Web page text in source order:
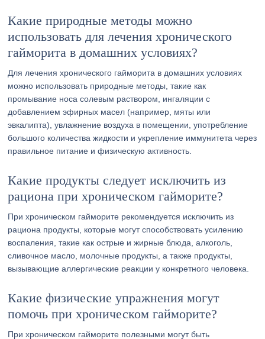
Какие природные методы можно
использовать для лечения хронического
гайморита в домашних условиях?
Для лечения хронического гайморита в домашних условиях
можно использовать природные методы, такие как
промывание носа солевым раствором, ингаляции с
добавлением эфирных масел (например, мяты или
эвкалипта), увлажнение воздуха в помещении, употребление
большого количества жидкости и укрепление иммунитета через
правильное питание и физическую активность.
Какие продукты следует исключить из
рациона при хроническом гайморите?
При хроническом гайморите рекомендуется исключить из
рациона продукты, которые могут способствовать усилению
воспаления, такие как острые и жирные блюда, алкоголь,
сливочное масло, молочные продукты, а также продукты,
вызывающие аллергические реакции у конкретного человека.
Какие физические упражнения могут
помочь при хроническом гайморите?
При хроническом гайморите полезными могут быть